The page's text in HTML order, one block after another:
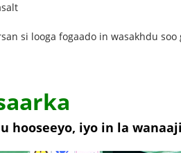
si looga fogaado in wasakhdu
hooseeyo, iyo in la